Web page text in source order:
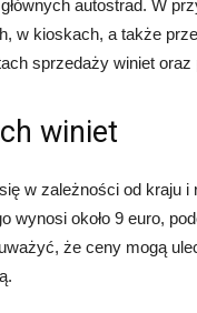
autostrad. W
w kioskach, a także
sprzedaży winiet oraz
winiet
w zależności od kraju
wynosi około 9 euro,
że ceny mogą